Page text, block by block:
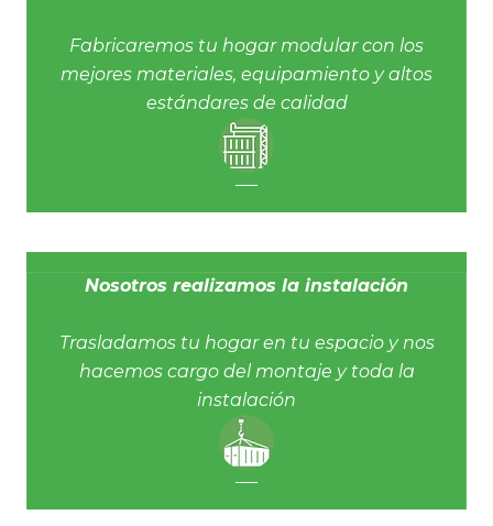
Fabricaremos tu hogar modular con los
mejores materiales, equipamiento y altos
estándares de calidad
Nosotros realizamos la instalación
Trasladamos tu hogar en tu espacio y nos
hacemos cargo del montaje y toda la
instalación